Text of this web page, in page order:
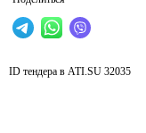
ID тендера в ATI.SU 32035